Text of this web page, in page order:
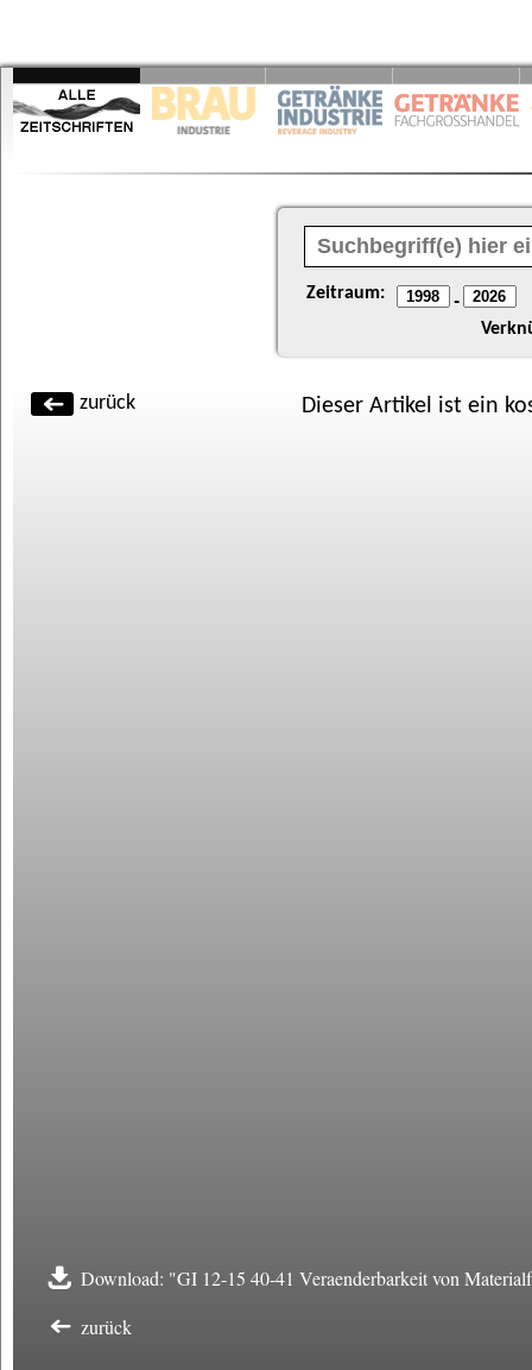
Zeitraum: -
zurück Dieser Artikel ist ein
Download: "GI 12-15 40-41 Veraenderbarkeit von
zurück